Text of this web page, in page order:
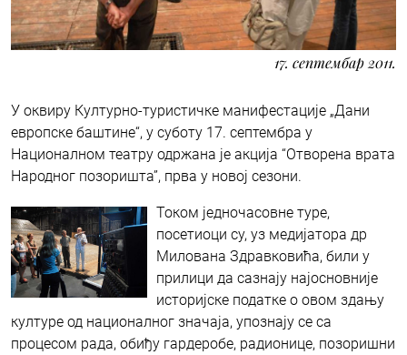
17. септембар 2011.
У оквиру Културно-туристичке манифестације „Дани
европске баштине“, у суботу 17. септембра у
Националном театру одржана је акција “Отворена врата
Народног позоришта”, прва у новој сезони.
Током једночасовне туре,
посетиоци су, уз медијатора др
Милована Здравковића, били у
прилици да сазнају најосновније
историјске податке о овом здању
културе од националног значаја, упознају се са
процесом рада, обиђу гардеробе, радионице, позоришни